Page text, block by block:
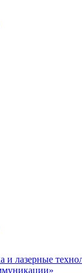
и лазерные